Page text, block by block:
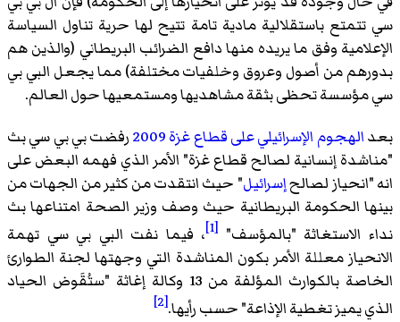
سي تتمتع باستقلالية مادية تامة تتيح لها حرية تناول السياسة
الإعلامية وفق ما يريده منها دافع الضرائب البريطاني (والذين هم
بدورهم من أصول وعروق وخلفيات مختلفة) مما يجعل البي بي
سي مؤسسة تحظى بثقة مشاهديها ومستمعيها حول العالم.
بعدالهجوم الإسرائيلي على قطاع غزة 2009
رفضت بي بي سي بث
"مناشدة إنسانية لصالح قطاع غزة" الأمر الذي فهمه البعض على
انه "انحياز لصالحإسرائيل" حيث انتقدت من كثير من الجهات من
بينها الحكومة البريطانية حيث وصف وزير الصحة امتناعها بث
نداء الاستغاثة "بالمؤسف" [1] ، فيما نفت البي بي سي تهمة
الانحياز معللة الأمر بكون المناشدة التي وجهتها لجنة الطوارئ
الخاصة بالكوارث المؤلفة من 13 وكالة إغاثة "ستُقَوض الحياد
الذي يميز تغطية الإذاعة" حسب رأيها.[2]